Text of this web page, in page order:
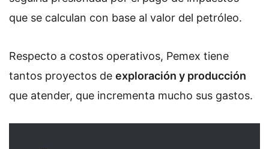
que se calculan con base al valor del petróleo.
Respecto a costos operativos, Pemex tiene
tantos proyectos de exploración y producción
que atender, que incrementa mucho sus gastos.